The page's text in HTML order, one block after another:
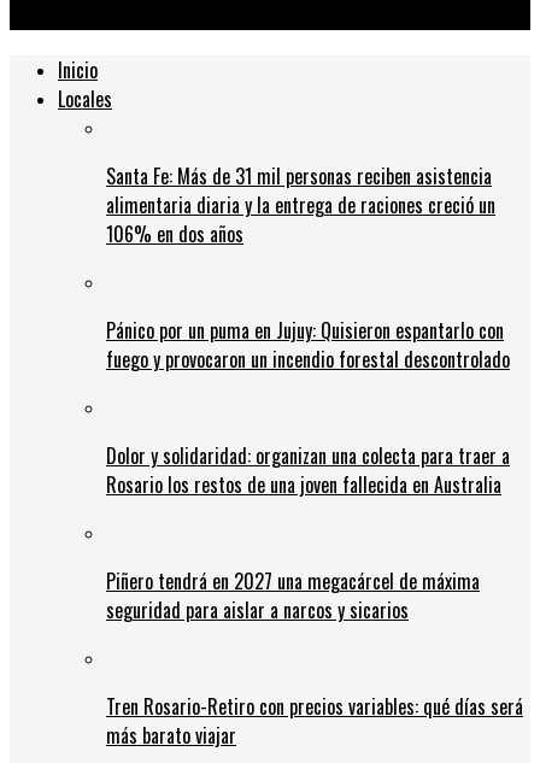
Inicio
Locales
Santa Fe: Más de 31 mil personas reciben asistencia
alimentaria diaria y la entrega de raciones creció un
106% en dos años
Pánico por un puma en Jujuy: Quisieron espantarlo con
fuego y provocaron un incendio forestal descontrolado
Dolor y solidaridad: organizan una colecta para traer a
Rosario los restos de una joven fallecida en Australia
Piñero tendrá en 2027 una megacárcel de máxima
seguridad para aislar a narcos y sicarios
Tren Rosario-Retiro con precios variables: qué días será
más barato viajar